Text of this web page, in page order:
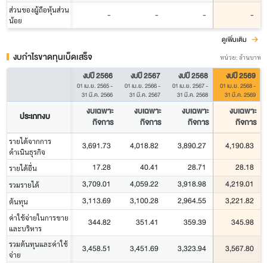
ส่วนของผู้ถือหุ้นส่วน
น้อย
- - - -
ดูเพิ่มเติม
งบกำไรขาดทุนเบ็ดเสร็จ หน่วย: ล้านบาท
งบปี 2566
01 เม.ย. 2565-
31 มี.ค. 2566
งบปี 2567
01 เม.ย. 2566-
31 มี.ค. 2567
งบปี 2568
01 เม.ย. 2567-
31 มี.ค. 2568
งบปี 2569
01 เม.ย. 2568-
31 มี.ค. 2569
ประเภทงบ
งบเฉพาะ
กิจการ
งบเฉพาะ
กิจการ
งบเฉพาะ
กิจการ
งบเฉพาะ
กิจการ
รายได้จากการ
ดำเนินธุรกิจ
3,691.73 4,018.82 3,890.27 4,190.83
รายได้อื่น 17.28 40.41 28.71 28.18
รวมรายได้ 3,709.01 4,059.22 3,918.98 4,219.01
ต้นทุน 3,113.69 3,100.28 2,964.55 3,221.82
ค่าใช้จ่ายในการขาย
และบริหาร
344.82 351.41 359.39 345.98
รวมต้นทุนและค่าใช้
จ่าย
3,458.51 3,451.69 3,323.94 3,567.80